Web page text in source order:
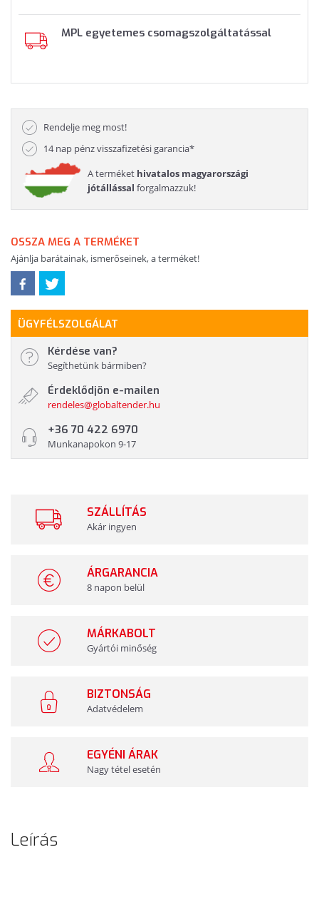
MPL egyetemes csomagszolgáltatással
Rendelje meg most!
14 nap pénz visszafizetési garancia*
A terméket hivatalos magyarországi
jótállással forgalmazzuk!
OSSZA MEG A TERMÉKET
Ajánlja barátainak, ismerőseinek, a terméket!
ÜGYFÉLSZOLGÁLAT
Kérdése van?
Segíthetünk bármiben?
Érdeklődjön e-mailen
rendeles@globaltender.hu
+36 70 422 6970
Munkanapokon 9-17
SZÁLLÍTÁS
Akár ingyen
ÁRGARANCIA
8 napon belül
MÁRKABOLT
Gyártói minőség
BIZTONSÁG
Adatvédelem
EGYÉNI ÁRAK
Nagy tétel esetén
Leírás